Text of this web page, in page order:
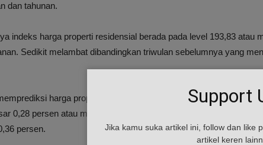
dan tahunan.
indeks harga properti residensial berada pada level 193,83 atau
Sedikit melambat dibandingkan triwulan sebelumnya yang
harga properti residensial secara triwulanan masih akan
0,28 persen atau melambat 0,08 persen dibandingkan triwulan-III
persen.
Support
Jika kamu suka artikel ini, follow dan like
artikel keren